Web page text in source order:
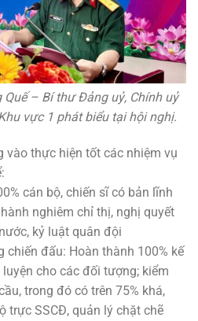
– Bí thư Đảng uỷ, Chính uỷ
vực 1 phát biểu tại hội nghị.
vào thực hiện tốt các nhiệm vụ
cán bộ, chiến sĩ có bản lĩnh
nghiêm chỉ thị, nghị quyết
kỷ luật quân đội
chiến đấu: Hoàn thành 100% kế
cho các đối tượng; kiểm
trong đó có trên 75% khá,
trực SSCĐ, quản lý chặt chẽ